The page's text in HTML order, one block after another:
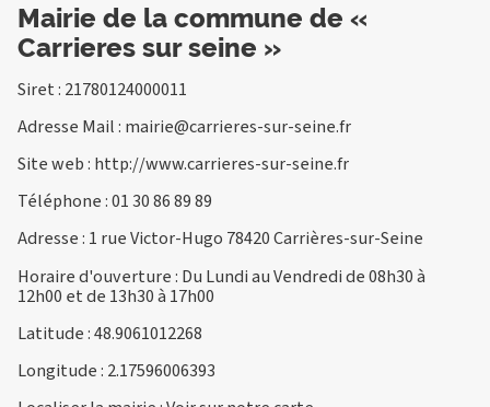
Mairie de la commune de «
Carrieres sur seine »
Siret : 21780124000011
Adresse Mail : mairie@carrieres-sur-seine.fr
Site web : http://www.carrieres-sur-seine.fr
Téléphone :01 30 86 89 89
Adresse : 1 rue Victor-Hugo 78420 Carrières-sur-Seine
Horaire d'ouverture : Du Lundi au Vendredi de 08h30 à
12h00 et de 13h30 à 17h00
Latitude : 48.9061012268
Longitude : 2.17596006393